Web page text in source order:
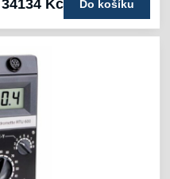
34134 Kč Do košíku